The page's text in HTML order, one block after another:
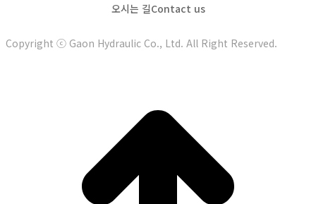
오시는 길Contact us
Copyright ⓒ Gaon Hydraulic Co., Ltd. All Right Reserved.